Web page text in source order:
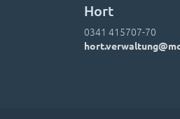
Hort
0341 415707-70